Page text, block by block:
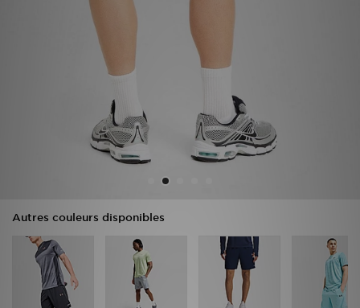
Autres couleurs disponibles
Suivre Ma Commande
Télécharge l'Appli